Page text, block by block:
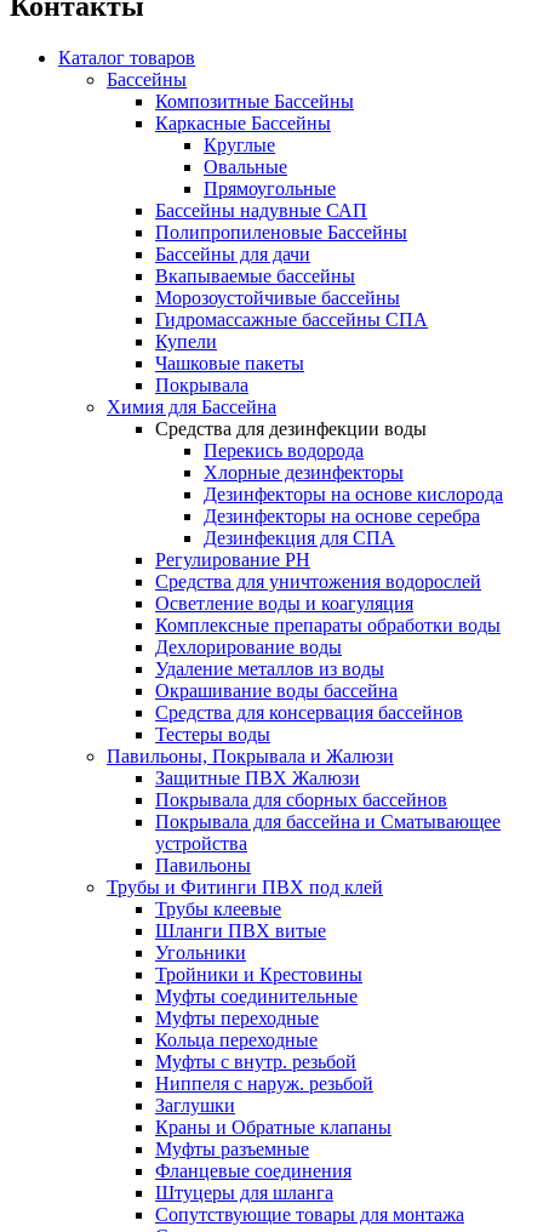
Каталог товаров
Бассейны
Композитные Бассейны
Каркасные Бассейны
Круглые
Овальные
Прямоугольные
Бассейны надувные САП
Полипропиленовые Бассейны
Бассейны для дачи
Вкапываемые бассейны
Морозоустойчивые бассейны
Гидромассажные бассейны СПА
Купели
Чашковые пакеты
Покрывала
Химия для Бассейна
Средства для дезинфекции воды
Перекись водорода
Хлорные дезинфекторы
Дезинфекторы на основе кислорода
Дезинфекторы на основе серебра
Дезинфекция для СПА
Регулирование РН
Средства для уничтожения водорослей
Осветление воды и коагуляция
Комплексные препараты обработки воды
Дехлорирование воды
Удаление металлов из воды
Окрашивание воды бассейна
Средства для консервация бассейнов
Тестеры воды
Павильоны, Покрывала и Жалюзи
Защитные ПВХ Жалюзи
Покрывала для сборных бассейнов
Покрывала для бассейна и Сматывающее
устройства
Павильоны
Трубы и Фитинги ПВХ под клей
Трубы клеевые
Шланги ПВХ витые
Угольники
Тройники и Крестовины
Муфты соединительные
Муфты переходные
Кольца переходные
Муфты с внутр. резьбой
Ниппеля с наруж. резьбой
Заглушки
Краны и Обратные клапаны
Муфты разъемные
Фланцевые соединения
Штуцеры для шланга
Сопутствующие товары для монтажа